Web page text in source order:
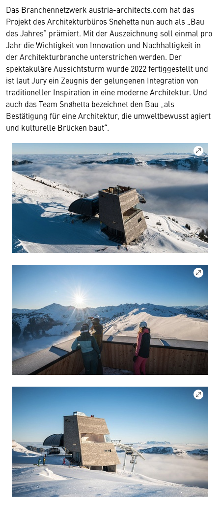
Das Branchennetzwerk austria-architects.com hat das
Projekt des Architekturbüros Snøhetta nun auch als „Bau
des Jahres“ prämiert. Mit der Auszeichnung soll einmal pro
Jahr die Wichtigkeit von Innovation und Nachhaltigkeit in
der Architekturbranche unterstrichen werden. Der
spektakuläre Aussichtsturm wurde 2022 fertiggestellt und
ist laut Jury ein Zeugnis der gelungenen Integration von
traditioneller Inspiration in eine moderne Architektur. Und
auch das Team Snøhetta bezeichnet den Bau „als
Bestätigung für eine Architektur, die umweltbewusst agiert
und kulturelle Brücken baut“.